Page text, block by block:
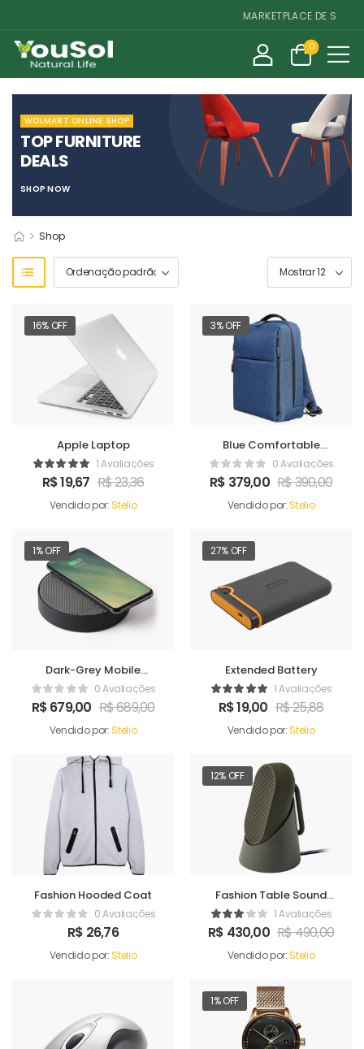
MARKETPLACE DE
0
WOLMART ONLINE SHOP
TOP FURNITURE
DEALS
SHOP NOW
> Shop
16% OFF
Apple Laptop
1 Avaliações
R$19,67 R$23,36
Vendido por:Stelio
3% OFF
Blue Comfortable
Satchel0 Avaliações
R$ 379,00 R$390,00
Vendido por:Stelio
1% OFF
Dark-Grey Mobile
Charger0 Avaliações
R$679,00 R$689,00
Vendido por:Stelio
27% OFF
Extended Battery
1 Avaliações
R$19,00 R$25,88
Vendido por:Stelio
Fashion Hooded Coat
0 Avaliações
R$ 26,76
Vendido por:Stelio
12% OFF
Fashion Table Sound
Maker1 Avaliações
R$ 430,00 R$490,00
Vendido por:Stelio
1% OFF